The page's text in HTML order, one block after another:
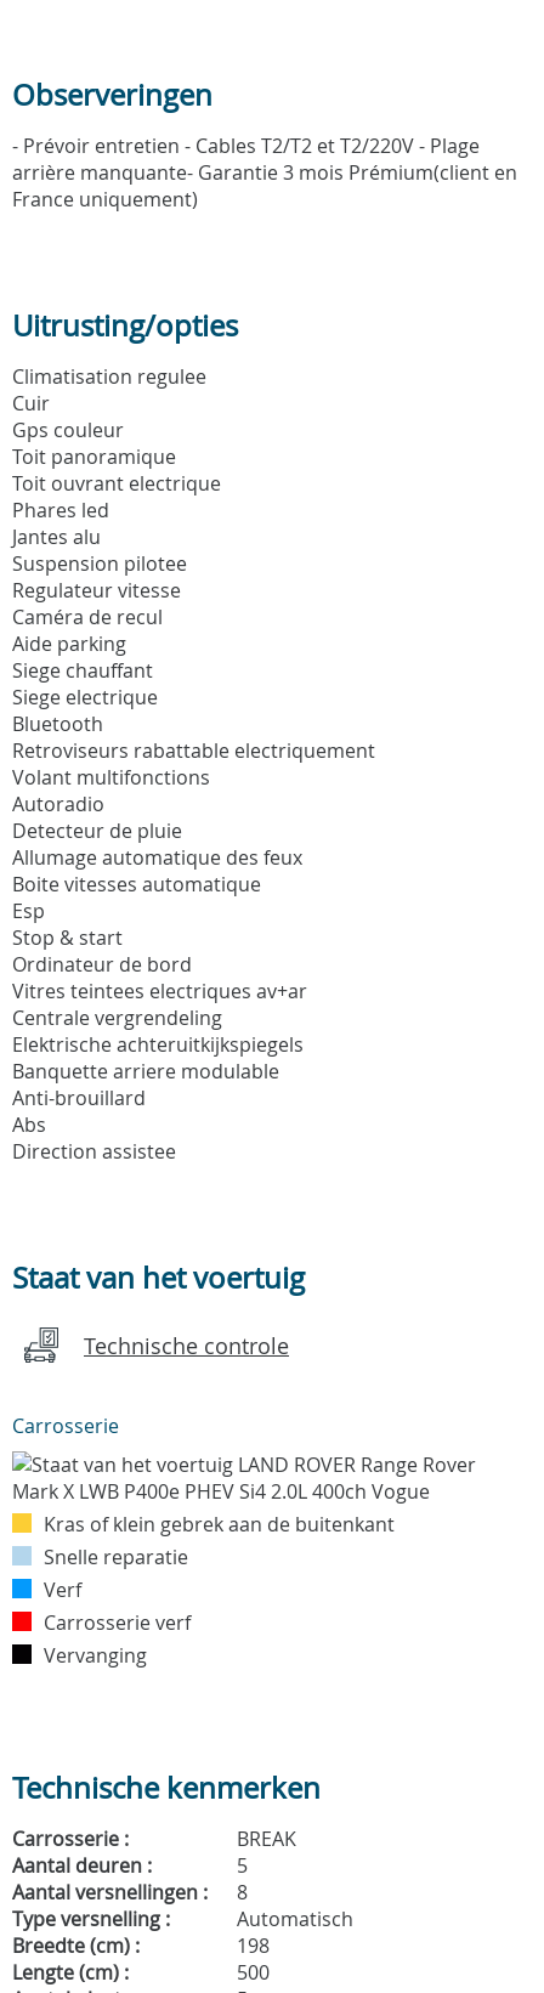
Observeringen
- Prévoir entretien - Cables T2/T2 et T2/220V - Plage
arrière manquante- Garantie 3 mois Prémium(client en
France uniquement)
Uitrusting/opties
Climatisation regulee
Cuir
Gps couleur
Toit panoramique
Toit ouvrant electrique
Phares led
Jantes alu
Suspension pilotee
Regulateur vitesse
Caméra de recul
Aide parking
Siege chauffant
Siege electrique
Bluetooth
Retroviseurs rabattable electriquement
Volant multifonctions
Autoradio
Detecteur de pluie
Allumage automatique des feux
Boite vitesses automatique
Esp
Stop & start
Ordinateur de bord
Vitres teintees electriques av+ar
Centrale vergrendeling
Elektrische achteruitkijkspiegels
Banquette arriere modulable
Anti-brouillard
Abs
Direction assistee
Staat van het voertuig
Technische controle
Carrosserie
Kras of klein gebrek aan de buitenkant
Snelle reparatie
Verf
Carrosserie verf
Vervanging
Technische kenmerken
Carrosserie :
BREAK
Aantal deuren :
5
Aantal versnellingen :
8
Type versnelling :
Automatisch
Breedte (cm) :
198
Lengte (cm) :
500